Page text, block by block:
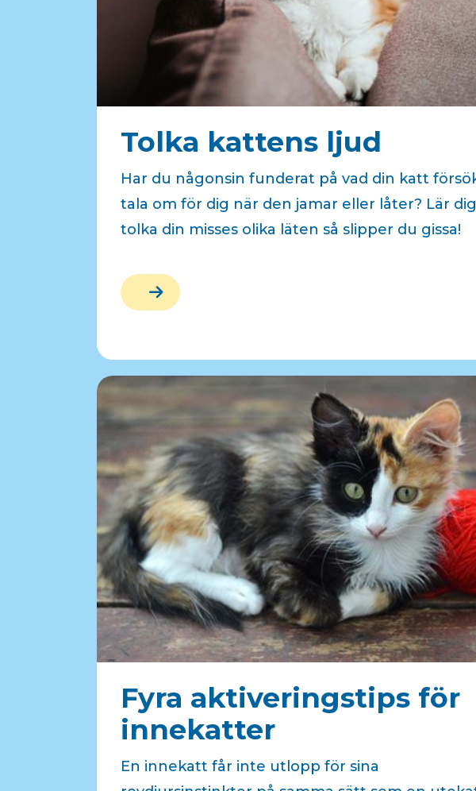
Tolka kattens ljud
Har du någonsin funderat på vad din katt
tala om för dig när den jamar eller låter? Lär dig
tolka din misses olika läten så slipper du gissa!
Fyra aktiveringstips för
innekatter
En innekatt får inte utlopp för sina